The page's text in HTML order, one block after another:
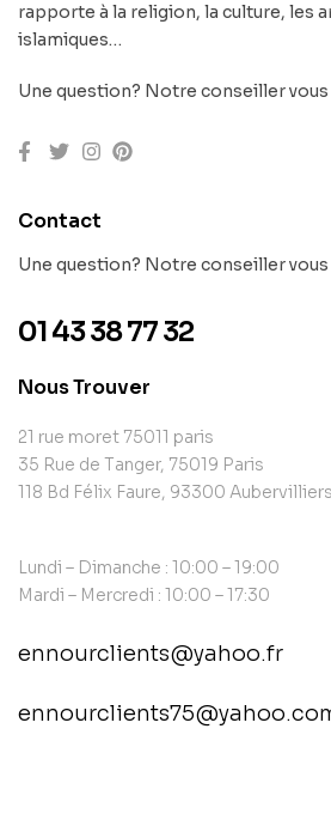
rapporte à la religion, la culture, les
islamiques…
Une question? Notre conseiller
Contact
Une question? Notre conseiller
01 43 38 77 32
Nous Trouver
21 rue moret 75011 paris
35 Rue de Tanger, 75019 Paris
118 Bd Félix Faure, 93300 Aubervilliers
Lundi – Dimanche : 10:00 – 19:00
Mardi – Mercredi : 10:00 – 17:30
ennourclients@yahoo.fr